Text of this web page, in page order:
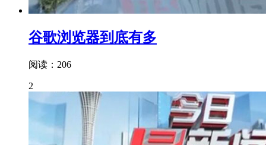
谷歌浏览器到底有多
阅读：206
2